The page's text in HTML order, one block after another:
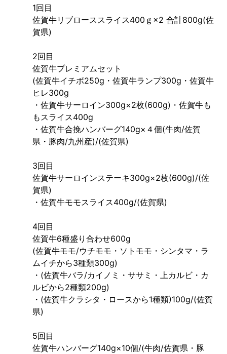
1回目
佐賀牛リブローススライス400ｇ×2 合計800g(佐
賀県)
2回目
佐賀牛プレミアムセット
(佐賀牛イチボ250g・佐賀牛ランプ300g・佐賀牛
ヒレ300g
・佐賀牛サーロイン300g×2枚(600g)・佐賀牛も
もスライス400g
・佐賀牛合挽ハンバーグ140g×４個(牛肉/佐賀
県・豚肉/九州産)/(佐賀県)
3回目
佐賀牛サーロインステーキ300g×2枚(600g)/(佐
賀県)
・佐賀牛モモスライス400g/(佐賀県)
4回目
佐賀牛6種盛り合わせ600g
(佐賀牛モモ/ウチモモ・ソトモモ・シンタマ・ラ
ムイチから3種類300g)
・(佐賀牛バラ/カイノミ・ササミ・上カルビ・カ
ルビから2種類200g)
・(佐賀牛クラシタ・ロースから1種類)100g/(佐賀
県)
5回目
佐賀牛ハンバーグ140g×10個/(牛肉/佐賀県・豚